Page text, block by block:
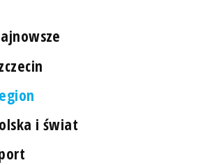
i świat